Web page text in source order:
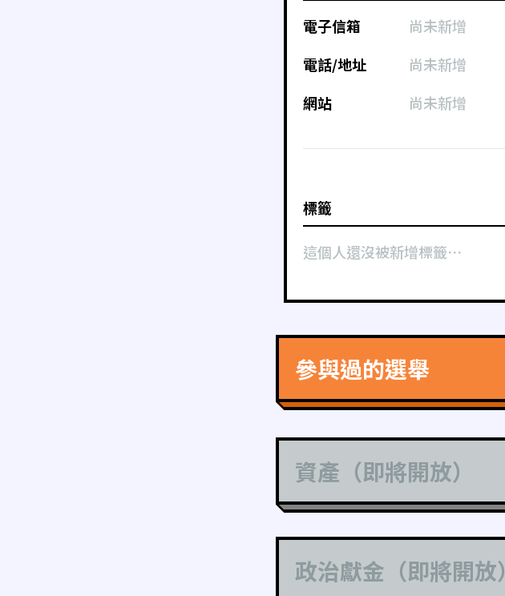
電子信箱
尚未新增
電話/地址
尚未新增
網站
尚未新增
標籤
這個人還沒被新增標籤⋯
參與過的選舉
資產（即將開放）
政治獻金（即將開放）